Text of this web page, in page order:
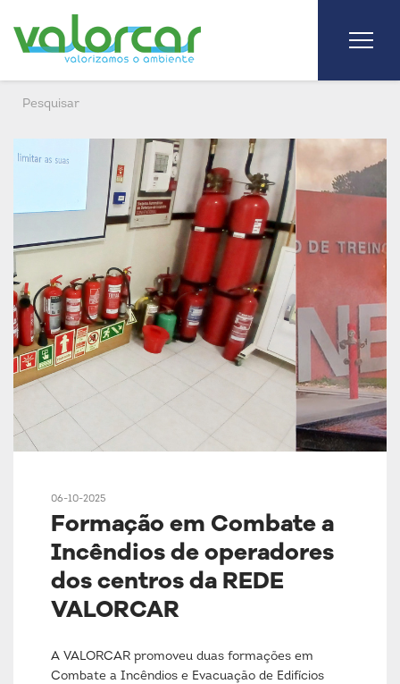
06-10-2025
Formação em Combate a
Incêndios de operadores
dos centros da REDE
VALORCAR
A VALORCAR promoveu duas formações em
Combate a Incêndios e Evacuação de Edifícios